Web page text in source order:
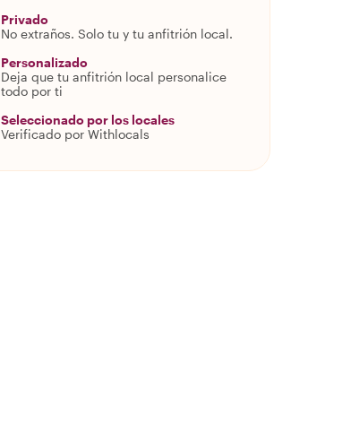
Privado
No extraños. Solo tu y tu anfitrión local.
Personalizado
Deja que tu anfitrión local personalice
todo por ti
Seleccionado por los locales
Verificado por Withlocals